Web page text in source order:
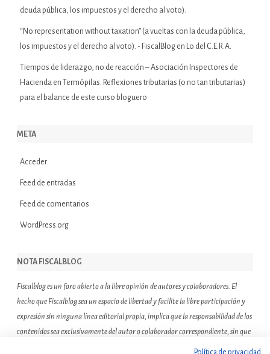
deuda pública, los impuestos y el derecho al voto).
“No representation without taxation” (a vueltas con la deuda pública,
los impuestos y el derecho al voto). - FiscalBlog en Lo del C.E.R.A.
Tiempos de liderazgo, no de reacción – Asociación Inspectores de
Hacienda en
Termópilas. Reflexiones tributarias (o no tan tributarias)
para el balance de este curso bloguero
META
Acceder
Feed de entradas
Feed de comentarios
WordPress.org
NOTA FISCALBLOG
Fiscalblog es un foro abierto a la libre opinión de autores y colaboradores. El
hecho que Fiscalblog sea un espacio de libertad y facilite la libre participación y
expresión sin ninguna línea editorial propia, implica que la responsabilidad de los
contenidos sea exclusivamente del autor o colaborador correspondiente, sin que
ello suponga que el resto de miembros de la comunidad de Fiscalblog asuman o
Política de privacidad